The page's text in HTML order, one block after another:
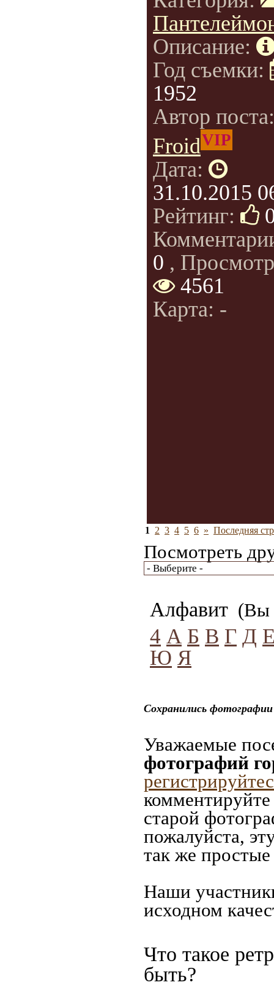
Описание:
Год съемки:
1952
Автор
FroidVIP
Дата:
31.10.2015
Рейтинг:
0 ,
4561
Карта: -
1 2 3 4 5 6 » Последняя
Посмотреть
Алфавит (Вы
4 А Б В Г Д
Ю Я
Сохранились
Уважаемые
фотографий
старой
пожалуйста,
так же
Наши
исходном
Что такое
быть?